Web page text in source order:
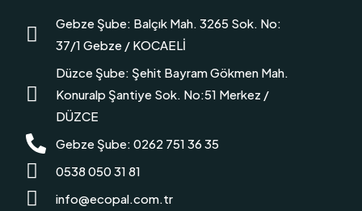
Gebze Şube: Balçık Mah. 3265 Sok. No:
37/1 Gebze / KOCAELİ
Düzce Şube: Şehit Bayram Gökmen Mah.
Konuralp Şantiye Sok. No:51 Merkez /
DÜZCE
Gebze Şube: 0262 751 36 35
0538 050 31 81
info@ecopal.com.tr